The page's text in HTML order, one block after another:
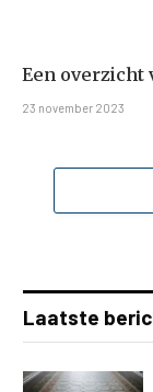
Een overzicht
23 november 2023
Laatste